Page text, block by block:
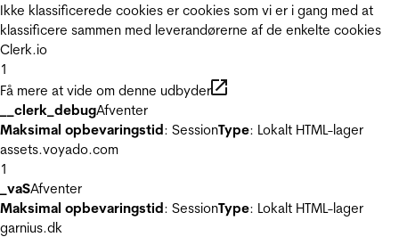
Ikke klassificerede cookies er cookies som vi er i gang med at
klassificere sammen med leverandørerne af de enkelte cookies
Clerk.io
1
Få mere at vide om denne udbyder
__clerk_debugAfventer
Maksimal opbevaringstid: SessionType: Lokalt HTML-lager
assets.voyado.com
1
_vaSAfventer
Maksimal opbevaringstid: SessionType: Lokalt HTML-lager
garnius.dk